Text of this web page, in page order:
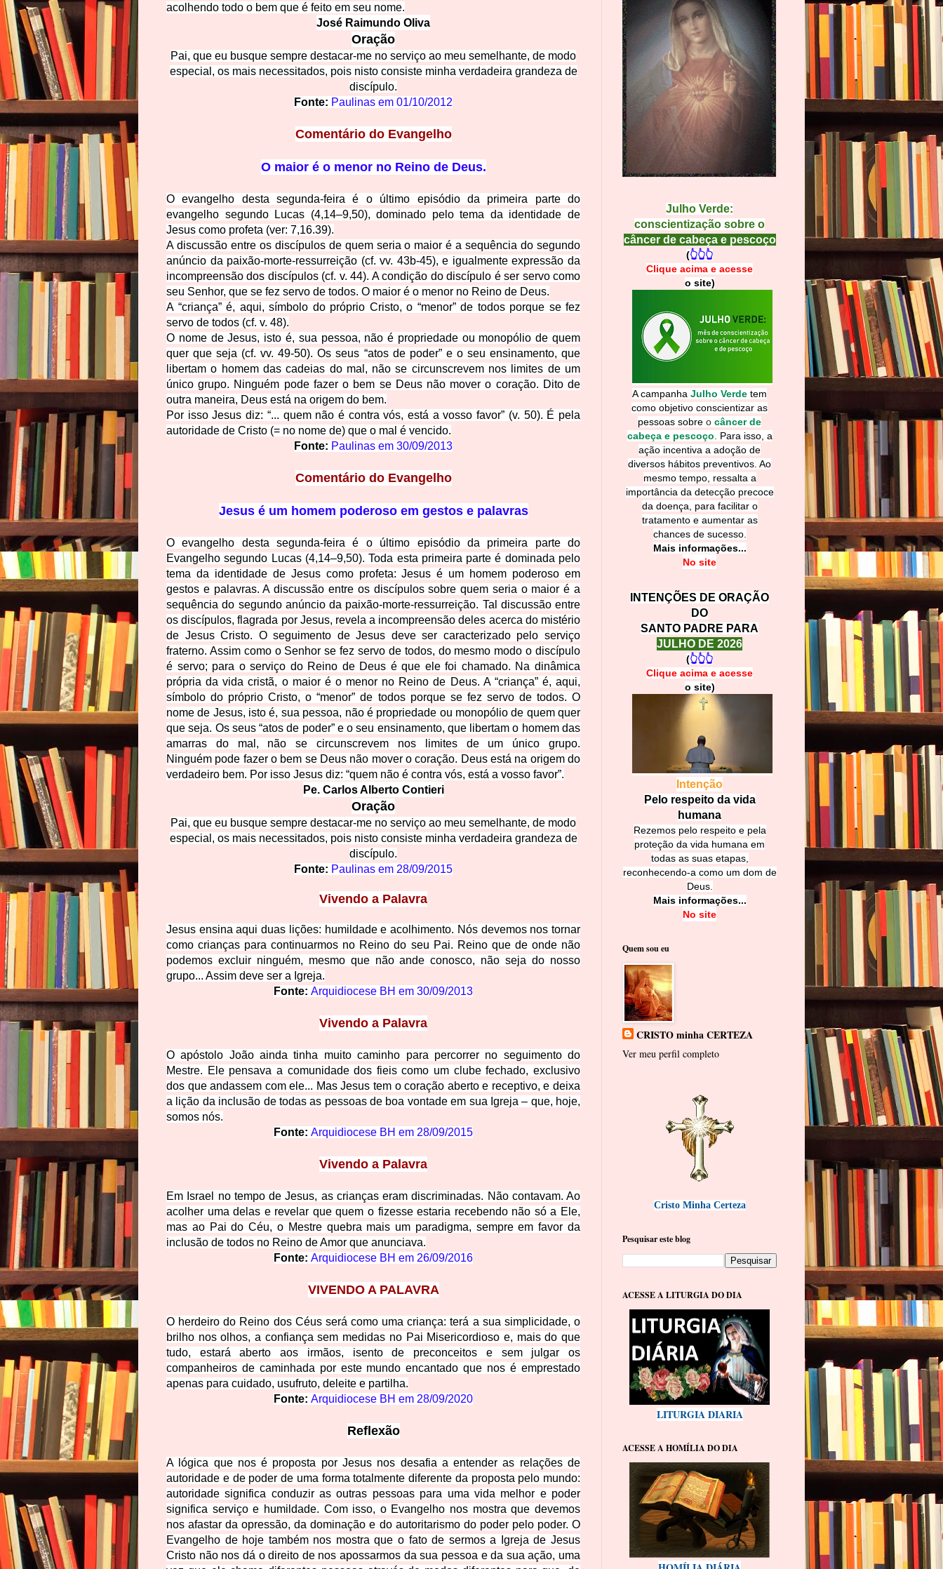
acolhendo todo o bem que é feito em seu nome.
José Raimundo Oliva
Oração
Pai, que eu busque sempre destacar-me no serviço ao meu semelhante, de modo
especial, os mais necessitados, pois nisto consiste minha verdadeira grandeza de
discípulo.
Fonte: Paulinas em 01/10/2012
Comentário do Evangelho
O maior é o menor no Reino de Deus.
O evangelho desta segunda-feira é o último episódio da primeira parte do
evangelho segundo Lucas (4,14–9,50), dominado pelo tema da identidade de
Jesus como profeta (ver: 7,16.39).
A discussão entre os discípulos de quem seria o maior é a sequência do segundo
anúncio da paixão-morte-ressurreição (cf. vv. 43b-45), e igualmente expressão da
incompreensão dos discípulos (cf. v. 44). A condição do discípulo é ser servo como
seu Senhor, que se fez servo de todos. O maior é o menor no Reino de Deus.
A “criança” é, aqui, símbolo do próprio Cristo, o “menor” de todos porque se fez
servo de todos (cf. v. 48).
O nome de Jesus, isto é, sua pessoa, não é propriedade ou monopólio de quem
quer que seja (cf. vv. 49-50). Os seus “atos de poder” e o seu ensinamento, que
libertam o homem das cadeias do mal, não se circunscrevem nos limites de um
único grupo. Ninguém pode fazer o bem se Deus não mover o coração. Dito de
outra maneira, Deus está na origem do bem.
Por isso Jesus diz: “... quem não écontra vós, está a vosso favor” (v. 50). É pela
autoridade de Cristo (= no nome de) que o mal é vencido.
Fonte: Paulinas em 30/09/2013
Comentário do Evangelho
Jesus é um homem poderoso em gestos e palavras
O evangelho desta segunda-feira é o último episódio da primeira parte do
Evangelho segundo Lucas (4,14–9,50). Toda esta primeira parte é dominada pelo
tema da identidade de Jesus como profeta: Jesus é um homem poderoso em
gestos e palavras. A discussão entre os discípulos sobre quem seria o maior é a
sequência do segundo anúncio da paixão-morte-ressurreição. Tal discussão entre
os discípulos, flagrada por Jesus, revela a incompreensão deles acerca do mistério
de Jesus Cristo. O seguimento de Jesus deve ser caracterizado pelo serviço
fraterno. Assim como o Senhor se fez servo de todos, do mesmo modo o discípulo
é servo; para o serviço do Reino de Deus é que ele foi chamado. Na dinâmica
própria da vida cristã, o maior é o menor no Reino de Deus. A “criança” é, aqui,
símbolo do próprio Cristo, o “menor” de todos porque se fez servo de todos. O
nome de Jesus, isto é, sua pessoa, não é propriedade ou monopólio de quem quer
que seja. Os seus “atos de poder” e o seu ensinamento, que libertam o homem das
amarras do mal, não se circunscrevem nos limites de um único grupo.
Ninguém pode fazer o bem se Deus não mover o coração. Deus está na origem do
verdadeiro bem. Por isso Jesus diz: “quem não é contra vós, está a vosso favor”.
Pe. Carlos Alberto Contieri
Oração
Pai, que eu busque sempre destacar-me no serviço ao meu semelhante, de modo
especial, os mais necessitados, pois nisto consiste minha verdadeira grandeza de
discípulo.
Fonte: Paulinas em 28/09/2015
Vivendo a Palavra
Jesus ensina aqui duas lições: humildade e aco lhimento. Nós devemos nos tornar
como crianças para continuarmos no Reino do seu Pai. Reino que de onde não
podemos excluir ninguém, mesmo que não ande conosco, não seja do nosso
grupo... Assim deve ser a Igreja.
Fonte: Arquidiocese BH em 30/09/2013
Vivendo a Palavra
O apóstolo João ainda tinha muito caminho para percorrer no seguimento do
Mestre. Ele pensava a comunidade dos fieis como um clube fechado, exclusivo
dos que andassem com ele... Mas Jesus tem o coração aberto e receptivo,edeixa
a lição da inclusão de todas as pessoas de boa vontade em sua Igreja – que, hoje,
somos nós.
Fonte: Arquidiocese BH em 28/09/2015
Vivendo a Palavra
Em Israel no tempo de Jesus, as crianças eram discriminadas. Não contavam. Ao
acolher uma delas e revelar que quem o fizesse estaria recebendo não só a Ele,
mas ao Pai do Céu, o Mestre quebra mais um paradigma, sempre em favor da
inclusão de todos no Reino de Amor que anunciava.
Fonte: Arquidiocese BH em 26/09/2016
VIVENDO A PALAVRA
O herdeiro do Reino dos Céus será como uma criança: terá a sua simplicidade, o
brilho nos olhos, a confiança sem medidas no Pai Misericordioso e, mais do que
tudo, estará aberto aos irmãos, isento de preconceitos e sem julgar os
companheiros de caminhada por este mundoencantado que nos é emprestado
apenas para cuidado, usufruto, deleite e partilha.
Fonte: Arquidiocese BH em 28/09/2020
Reflexão
A lógica que nos é proposta por Jesus nos desafia a entender as relações de
autoridade e de poder de uma forma totalmente diferente da proposta pelo mundo:
autoridade significa conduzir as outras pessoas para uma vida melhor e poder
significa serviço e humildade. Com isso, o Evangelho nos mostra que devemos
nos afastar da opressão, da dominação e do autoritarismo do poder pelo poder. O
Evangelho de hoje também nos mostra que o fato de sermos a Igreja de Jesus
Cristo não nos dá o direito de nos apossarmos da sua pessoa e da sua ação, uma
Julho Verde:
conscientização sobre o
câncer de cabeça e pescoço
(👆👆👆
Clique acima e acesse
o site)
A campanha Julho Verde tem
como objetivo conscientizar as
pessoas sobre o câncer de
cabeça e pescoço
Para isso, a
ação incentiva a adoção de
diversos hábitos preventivos. Ao
mesmo tempo, ressalta a
importância da detecção precoce
da doença, para facilitar o
tratamento e aumentar as
chances de sucesso.
Mais informações...
No site
INTENÇÕES DE ORAÇÃO
DO
SANTO PADRE PARA
JULHO DE 2026
(👆👆👆
Clique acima e acesse
o site)
Intenção
Pelo respeito da vida
humana
Rezemos pelo respeito e pela
proteção da vida humana em
todas as suas etapas,
reconhecendo-a como um dom de
Deus.
Mais informações...
No site
Quem sou eu
CRISTO minha CERTEZA
Ver meu perfil completo
Cristo Minha Certeza
Pesquisar este blog
ACESSE A LITURGIA DO DIA
LITURGIA DIARIA
ACESSE A HOMÍLIA DO DIA